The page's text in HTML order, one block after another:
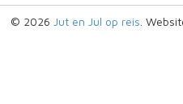
© 2026 Jut en Jul op reis .